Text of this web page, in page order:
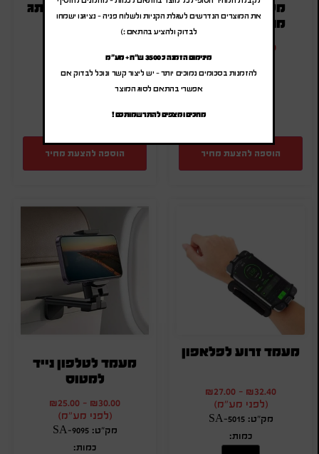
מעמד ארגונומי
מתקפל למחשב
25.20
מק"ט: SA-9226
הוספה להצעת מחיר
מעמד ואקום ממותג
(לפני מע"מ)
מק"ט: SA-8089
הוספה להצעת מחיר
מעמד זרוע לפלאפון
₪32.40
-
₪27.00
(לפני מע"מ)
מק"ט: SA-5015
כמות:
מעמד לטלפון נייד
למטוס
₪30.00
-
₪25.00
(לפני מע"מ)
מק"ט: SA-9095
כמות:
את המוצרים הנדרשים לעגלת הקניות ולשלוח פניה – נציגנו ישמחו
לבדוק ולהציע בהתאם :)
מינימום הזמנה כ 3500 ש"ח + מע"מ
להזמנות בסכומים נמוכים יותר – יש ליצור קשר ונוכל לבדוק אם
אפשרי בהתאם לסוג המוצר
מחכים ומצפים להתרשמותכם !